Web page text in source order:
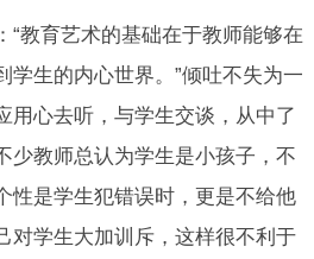
“教育艺术的基础在于教师能够在
学生的内心世界。”倾吐不失为一
用心去听，与学生交谈，从中了
少教师总认为学生是小孩子，不
性是学生犯错误时，更是不给他
对学生大加训斥，这样很不利于